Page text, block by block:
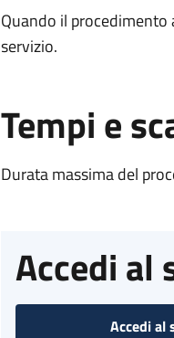
Quando il
servizio.
Tempi e
Durata massima del
Accedi al
Accedi al